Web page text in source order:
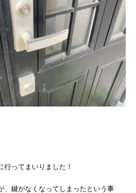
行ってまいりました！
、鍵がなくなってしまったという事